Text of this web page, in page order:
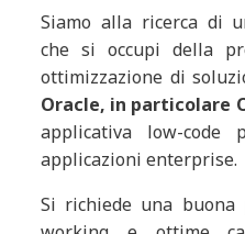
Siamo alla ricerca di
che si occupi della
ottimizzazione di
Oracle, in particolare
applicativa low-code
applicazioni enterprise.
Si richiede una buona